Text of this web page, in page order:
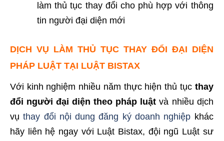
làm thủ tục thay đổi cho phù hợp với thông
tin người đại diện mới
DỊCH VỤ LÀM THỦ TỤC THAY ĐỔI ĐẠI DIỆN
PHÁP LUẬT TẠI LUẬT BISTAX
Với kinh nghiệm nhiều năm thực hiện thủ tục thay
đổi người đại diện theo pháp luật và nhiều dịch
vụthay đổi nội dung đăng ký doanh nghiệp khác
hãy liên hệ ngay với Luật Bistax, đội ngũ Luật sư